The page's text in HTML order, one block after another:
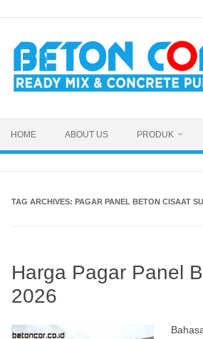
content
HOME ABOUT US PRODUK
TAG ARCHIVES: PAGAR PANEL BETON CISAAT
Harga Pagar Panel
2026